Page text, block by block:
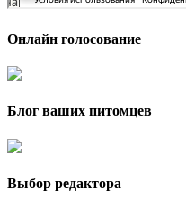
Онлайн голосование
Блог ваших питомцев
Выбор редактора